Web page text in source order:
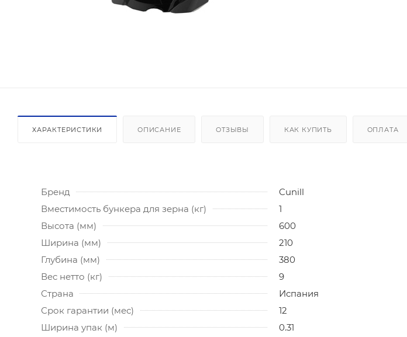
ХАРАКТЕРИСТИКИ ОПИСАНИЕ ОТЗЫВЫ КАК КУПИТЬ ОПЛАТА
Бренд
Cunill
Вместимость бункера для зерна (кг)
1
Высота (мм)
600
Ширина (мм)
210
Глубина (мм)
380
Вес нетто (кг)
9
Страна
Испания
Срок гарантии (мес)
12
Ширина упак (м)
0.31